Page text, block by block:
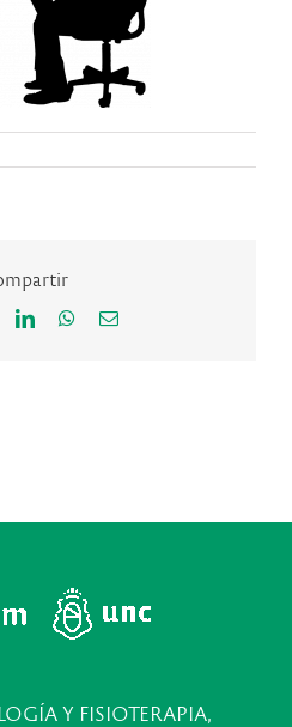
LinkedInWhatsApp
Correo
Y FISIOTERAPIA,